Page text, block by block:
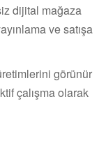
dijital mağaza
ve satışa
görünür
çalışma olarak